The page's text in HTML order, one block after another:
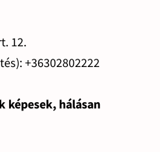
12.
+36302802222
képesek, hálásan